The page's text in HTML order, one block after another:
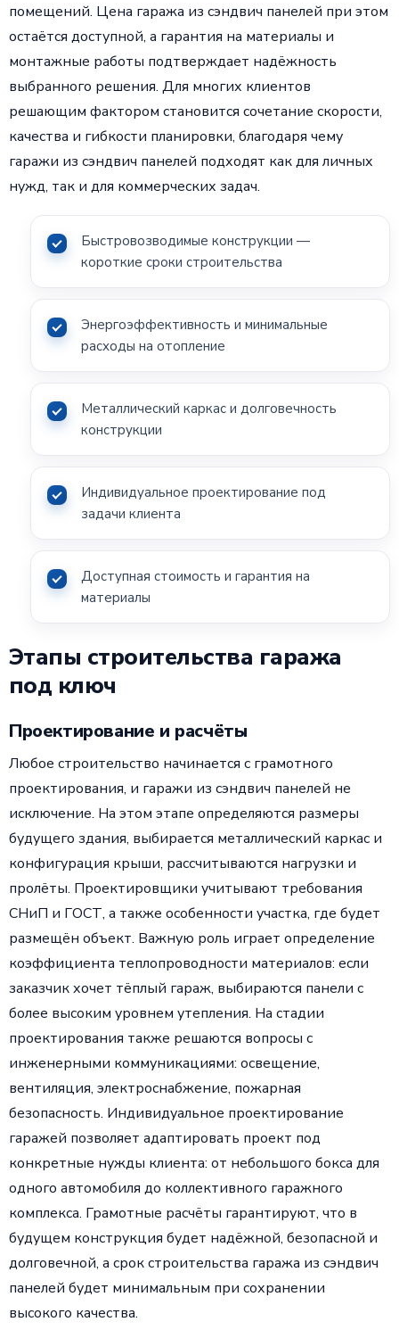
помещений. Цена гаража из сэндвич панелей при этом
остаётся доступной, а гарантия на материалы и
монтажные работы подтверждает надёжность
выбранного решения. Для многих клиентов
решающим фактором становится сочетание скорости,
качества и гибкости планировки, благодаря чему
гаражи из сэндвич панелей подходят как для личных
нужд, так и для коммерческих задач.
Быстровозводимые конструкции —
короткие сроки строительства
Энергоэффективность и минимальные
расходы на отопление
Металлический каркас и долговечность
конструкции
Индивидуальное проектирование под
задачи клиента
Доступная стоимость и гарантия на
материалы
Этапы строительства гаража
под ключ
Проектирование и расчёты
Любое строительство начинается с грамотного
проектирования, и гаражи из сэндвич панелей не
исключение. На этом этапе определяются размеры
будущего здания, выбирается металлический каркас и
конфигурация крыши, рассчитываются нагрузки и
пролёты. Проектировщики учитывают требования
СНиП и ГОСТ, а также особенности участка, где будет
размещён объект. Важную роль играет определение
коэффициента теплопроводности материалов: если
заказчик хочет тёплый гараж, выбираются панели с
более высоким уровнем утепления. На стадии
проектирования также решаются вопросы с
инженерными коммуникациями: освещение,
вентиляция, электроснабжение, пожарная
безопасность. Индивидуальное проектирование
гаражей позволяет адаптировать проект под
конкретные нужды клиента: от небольшого бокса для
одного автомобиля до коллективного гаражного
комплекса. Грамотные расчёты гарантируют, что в
будущем конструкция будет надёжной, безопасной и
долговечной, а срок строительства гаража из сэндвич
панелей будет минимальным при сохранении
высокого качества.